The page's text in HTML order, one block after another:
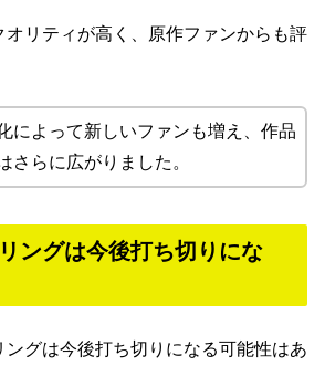
オリティが高く、原作ファンからも評
によって新しいファンも増え、作品
さらに広がりました。
ングは今後打ち切りにな
ングは今後打ち切りになる可能性はあ